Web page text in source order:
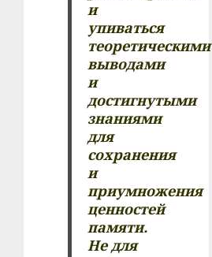
и
упиваться
теоретическими
выводами
и
достигнутыми
знаниями
для
сохранения
и
приумножения
ценностей
памяти.
Не для